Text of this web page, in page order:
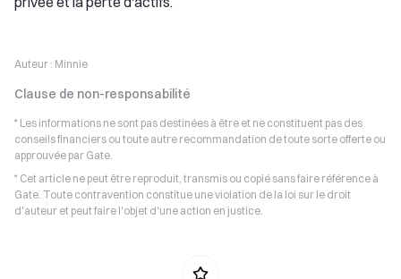
Auteur : Minnie
Clause de non-responsabilité
* Les informations ne sont pas destinées à être et ne constituent pas des
conseils financiers ou toute autre recommandation de toute sorte offerte ou
approuvée par Gate.
* Cet article ne peut être reproduit, transmis ou copié sans faire référence à
Gate. Toute contravention constitue une violation de la loi sur le droit
d'auteur et peut faire l'objet d'une action en justice.